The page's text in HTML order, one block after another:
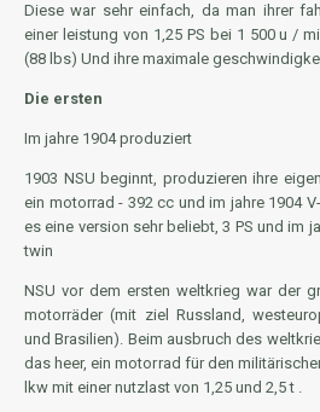
Diese war sehr einfach, da man ihrer
einer leistung von 1,25 PS bei 1 500 u /
(88 lbs) Und ihre maximale
Die ersten
Im jahre 1904 produziert
1903 NSU beginnt, produzieren ihre
ein motorrad - 392 cc und im jahre 1904
es eine version sehr beliebt, 3 PS und im
twin
NSU vor dem ersten weltkrieg war der
motorräder (mit ziel Russland,
und Brasilien). Beim ausbruch des
das heer, ein motorrad für den
lkw mit einer nutzlast von 1,25 und 2,5 t .